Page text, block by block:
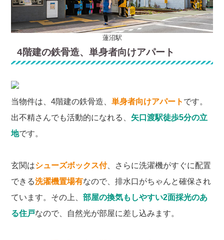
蓮沼駅
4階建の鉄骨造、単身者向けアパート
当物件は、4階建の鉄骨造、単身者向けアパート です。
出不精さんでも活動的になれる、 矢口渡駅徒歩5分の立
地です。
玄関はシューズボックス付、さらに洗濯機がすぐに配置
できる洗濯機置場有なので、排水口がちゃんと確保され
ています。その上、部屋の換気もしやすい2面採光のあ
る住戸なので、自然光が部屋に差し込みます。